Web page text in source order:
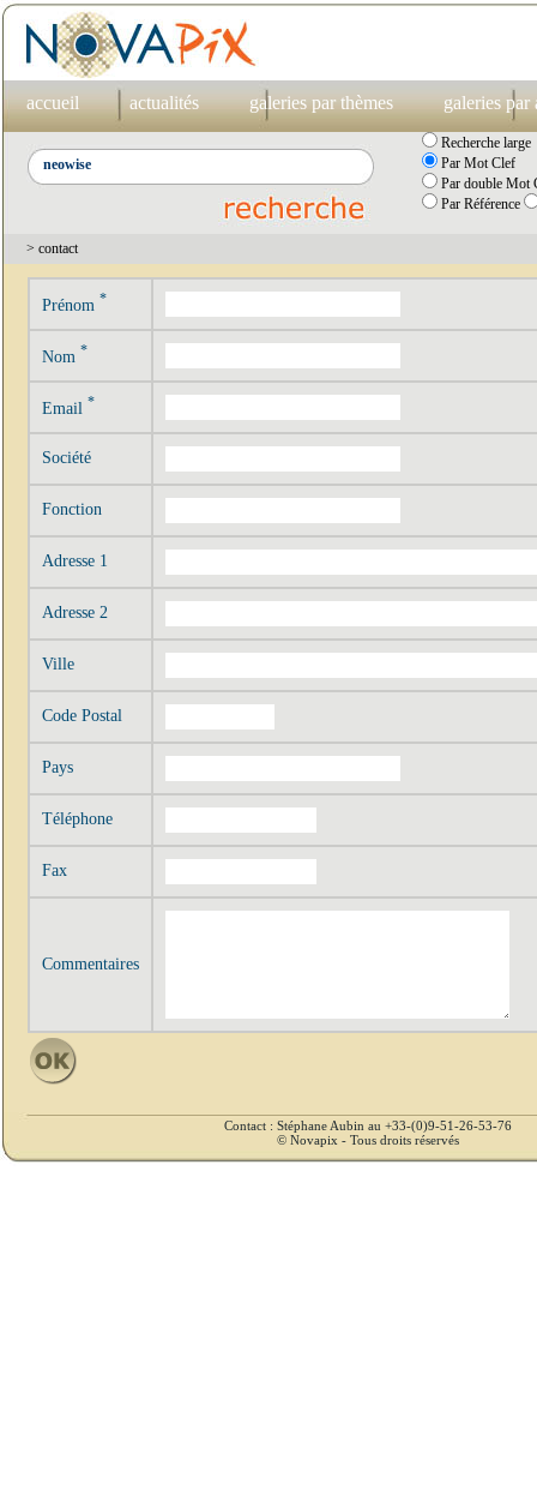
accueil actualités galeries par thèmes galeries par
Recherche large
Par Mot Clef
Par double Mot
Par Référence
> contact
Prénom *
Nom *
Email *
Société
Fonction
Adresse 1
Adresse 2
Ville
Code Postal
Pays
Téléphone
Fax
Commentaires
Contact : Stéphane Aubin au +33-(0)9-51-26-53-76
© Novapix - Tous droits réservés